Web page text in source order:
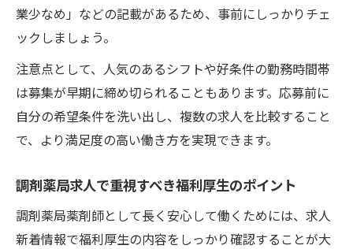
業少なめ」などの記載があるため、事前にしっかりチェ
ックしましょう。
注意点として、人気のあるシフトや好条件の勤務時間帯
は募集が早期に締め切られることもあります。応募前に
自分の希望条件を洗い出し、複数の求人を比較すること
で、より満足度の高い働き方を実現できます。
調剤薬局求人で重視すべき福利厚生のポイント
調剤薬局薬剤師として長く安心して働くためには、求人
新着情報で福利厚生の内容をしっかり確認することが大